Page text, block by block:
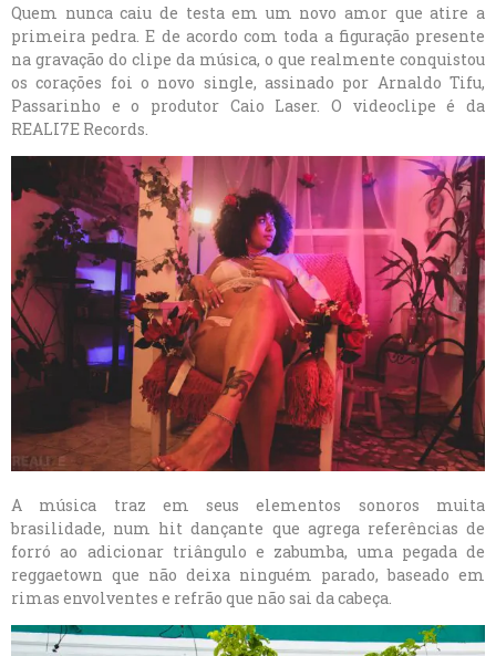
Quem nunca caiu de testa em um novo amor que atire a
primeira pedra. E de acordo com toda a figuração presente
na gravação do clipe da música, o que realmente conquistou
os corações foi o novo single, assinado por Arnaldo Tifu,
Passarinho e o produtor Caio Laser. O videoclipe é da
REALI7E Records.
A música traz em seus elementos sonoros muita
brasilidade, num hit dançante que agrega referências de
forró ao adicionar triângulo e zabumba, uma pegada de
reggaetown que não deixa ninguém parado, baseado em
rimas envolventes e refrão que não sai da cabeça.